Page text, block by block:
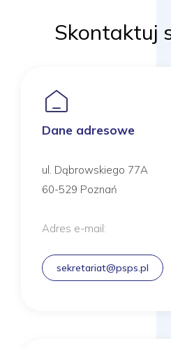
Skontaktuj
Dane adresowe
ul. Dąbrowskiego 77A
60-529 Poznań
Adres e-mail:
sekretariat@psps.pl